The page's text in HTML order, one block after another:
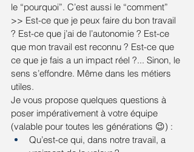
le “pourquoi”. C’est aussi le “comment”
>> Est-ce que je peux faire du bon travail
? Est-ce que j’ai de l’autonomie ? Est-ce
que mon travail est reconnu ? Est-ce que
ce que je fais a un impact réel ?... Sinon, le
sens s’effondre. Même dans les métiers
utiles.
Je vous propose quelques questions à
poser impérativement à votre équipe
(valable pour toutes les générations 😉) :
Qu’est-ce qui, dans notre travail, a